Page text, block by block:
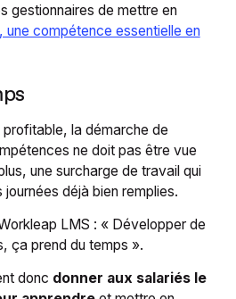
gestionnaires de mettre en
une compétence essentielle en
la démarche de
ne doit pas être vue
une surcharge de travail qui
journées déjà bien remplies.
LMS : « Développer de
ça prend du temps ».
donc donner aux salariés le